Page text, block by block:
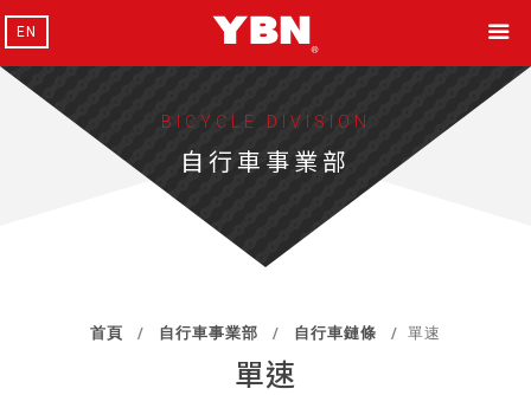
EN
BICYCLE DIVISION
自行車事業部
首頁 自行車事業部 自行車鏈條 單速
單速